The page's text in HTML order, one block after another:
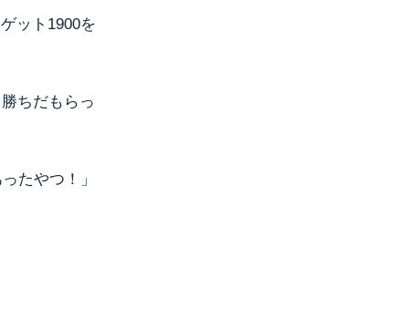
ット1900を
ちだもらっ
たやつ！」